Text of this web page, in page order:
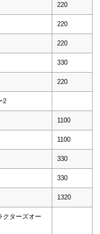
220
220
220
330
220
2
1100
1100
330
330
1320
クターズオー